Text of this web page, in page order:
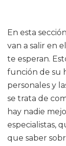
En esta
van a salir en
te esperan.
función de su
personales y
se trata de
hay nadie
especialistas,
que saber